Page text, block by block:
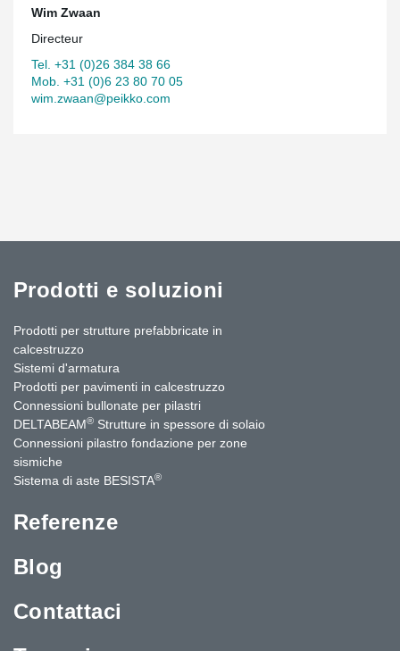
Wim Zwaan
Directeur
Tel. +31 (0)26 384 38 66
Mob. +31 (0)6 23 80 70 05
wim.zwaan@peikko.com
Prodotti e soluzioni
Prodotti per strutture prefabbricate in
calcestruzzo
Sistemi d'armatura
Prodotti per pavimenti in calcestruzzo
Connessioni bullonate per pilastri
DELTABEAM® Strutture in spessore di solaio
Connessioni pilastro fondazione per zone
sismiche
Sistema di aste BESISTA®
Referenze
Blog
Contattaci